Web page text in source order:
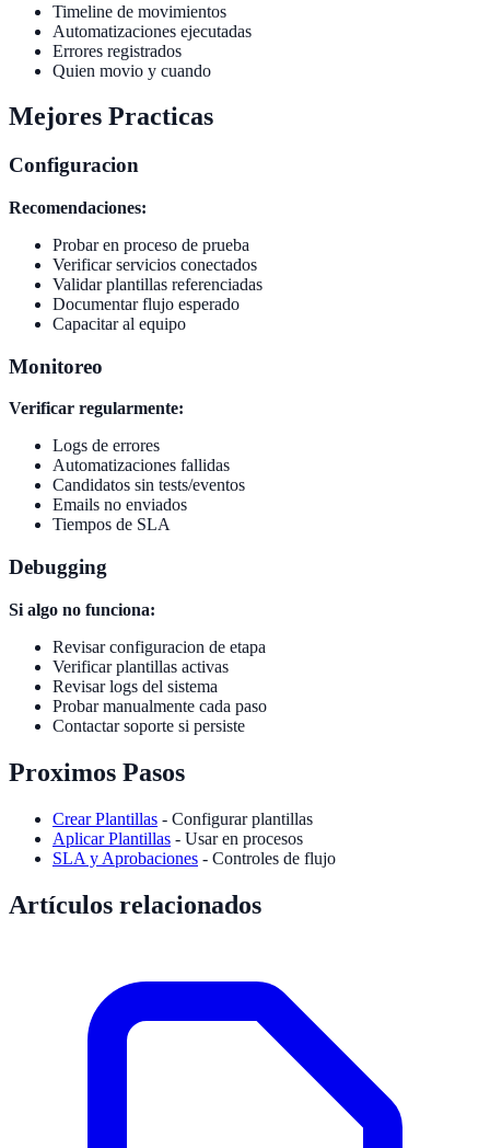
Timeline de movimientos
Automatizaciones ejecutadas
Errores registrados
Quien movio y cuando
Mejores Practicas
Configuracion
Recomendaciones:
Probar en proceso de prueba
Verificar servicios conectados
Validar plantillas referenciadas
Documentar flujo esperado
Capacitar al equipo
Monitoreo
Verificar regularmente:
Logs de errores
Automatizaciones fallidas
Candidatos sin tests/eventos
Emails no enviados
Tiempos de SLA
Debugging
Si algo no funciona:
Revisar configuracion de etapa
Verificar plantillas activas
Revisar logs del sistema
Probar manualmente cada paso
Contactar soporte si persiste
Proximos Pasos
Crear Plantillas - Configurar plantillas
Aplicar Plantillas - Usar en procesos
SLA y Aprobaciones - Controles de flujo
Artículos relacionados